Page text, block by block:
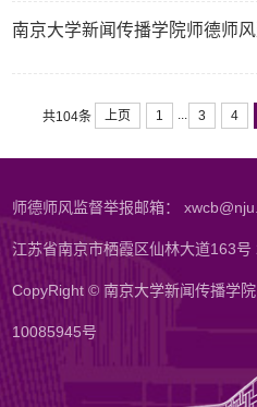
共104条 上页 1 ... 3 4
师德师风监督举报邮箱：
江苏省南京市栖霞区仙林大道163号
CopyRight © 南京大学新闻传播
10085945号